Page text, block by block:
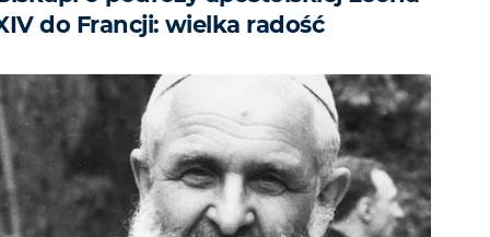
do Francji: wielka radość